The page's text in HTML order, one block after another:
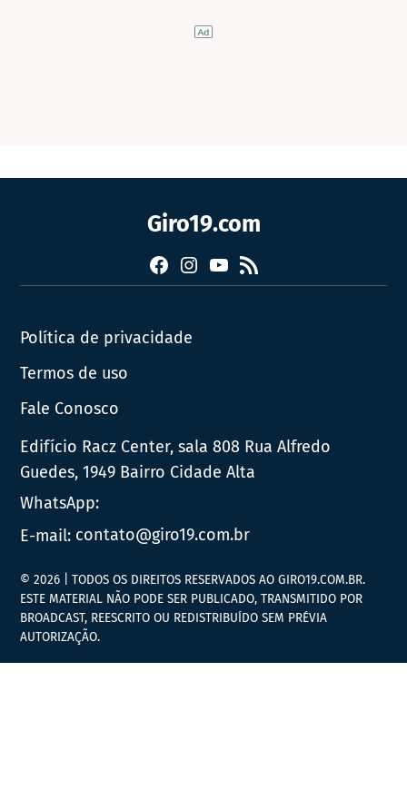
Giro19.com
FacebookInstagram
YouTube
RSS
Política de privacidade
Termos de uso
Fale Conosco
Edifício Racz Center, sala 808 Rua Alfredo
Guedes, 1949 Bairro Cidade Alta
WhatsApp:
E-mail: contato@giro19.com.br
© 2026 | TODOS OS DIREITOS RESERVADOS AO GIRO19.COM.BR.
ESTE MATERIAL NÃO PODE SER PUBLICADO, TRANSMITIDO POR
BROADCAST, REESCRITO OU REDISTRIBUÍDO SEM PRÉVIA
AUTORIZAÇÃO.